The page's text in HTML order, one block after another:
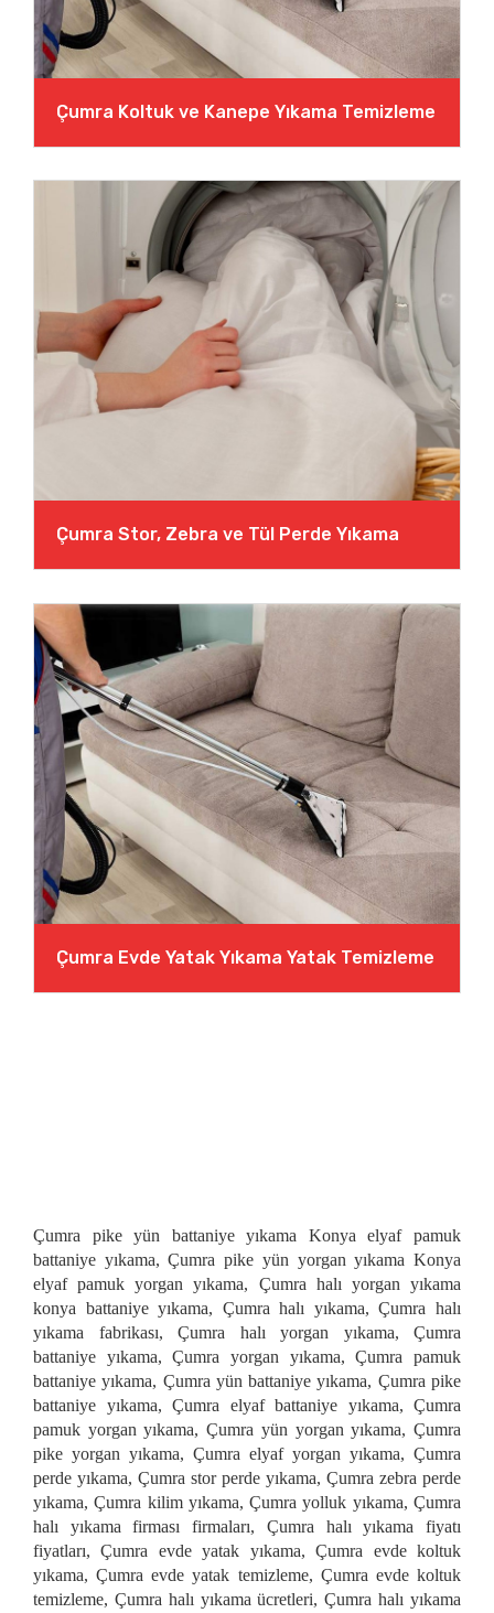
Çumra Koltuk ve Kanepe Yıkama Temizleme
Çumra Stor, Zebra ve Tül Perde Yıkama
Çumra Evde Yatak Yıkama Yatak Temizleme
Çumra pike yün battaniye yıkama Konya elyaf pamuk
battaniye yıkama, Çumra pike yün yorgan yıkama Konya
elyaf pamuk yorgan yıkama, Çumra halı yorgan yıkama
konya battaniye yıkama, Çumra halı yıkama, Çumra halı
yıkama fabrikası, Çumra halı yorgan yıkama, Çumra
battaniye yıkama, Çumra yorgan yıkama, Çumra pamuk
battaniye yıkama, Çumra yün battaniye yıkama, Çumra pike
battaniye yıkama, Çumra elyaf battaniye yıkama, Çumra
pamuk yorgan yıkama, Çumra yün yorgan yıkama, Çumra
pike yorgan yıkama, Çumra elyaf yorgan yıkama, Çumra
perde yıkama, Çumra stor perde yıkama, Çumra zebra perde
yıkama, Çumra kilim yıkama, Çumra yolluk yıkama, Çumra
halı yıkama firması firmaları, Çumra halı yıkama fiyatı
fiyatları, Çumra evde yatak yıkama, Çumra evde koltuk
yıkama, Çumra evde yatak temizleme, Çumra evde koltuk
temizleme, Çumra halı yıkama ücretleri, Çumra halı yıkama